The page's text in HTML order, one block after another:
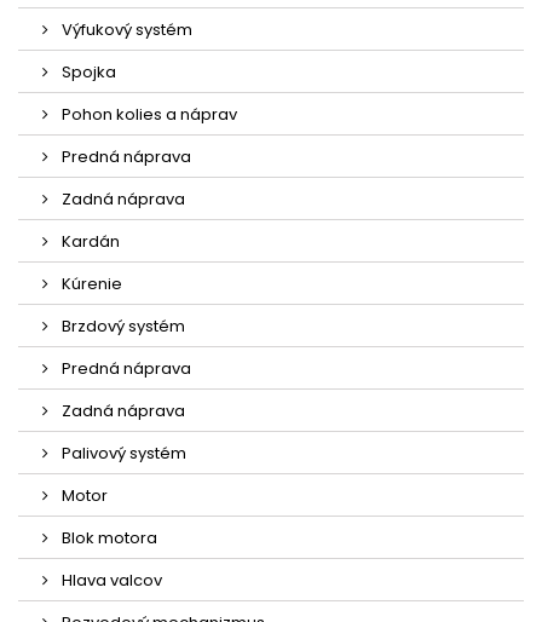
Výfukový systém
Spojka
Pohon kolies a náprav
Predná náprava
Zadná náprava
Kardán
Kúrenie
Brzdový systém
Predná náprava
Zadná náprava
Palivový systém
Motor
Blok motora
Hlava valcov